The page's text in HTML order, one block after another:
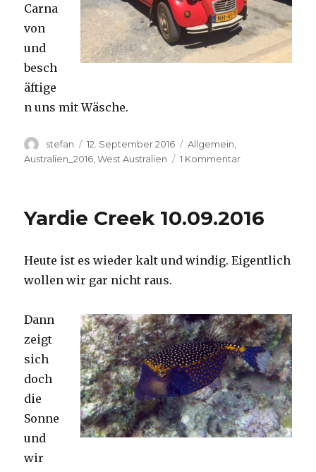
Carna
von
und
besch
äftige
n uns mit Wäsche.
Autor
stefan
Veröffentlicht
am
12. September 2016 Kategorien
Allgemein
Australien_2016 ,West Australien 1 Kommentarzu
Yardie Creek 10.09.2016
Heute ist es wieder kalt und windig. Eigentlich
wollen wir gar nicht raus.
Dann
zeigt
sich
doch
die
Sonne
und
wir